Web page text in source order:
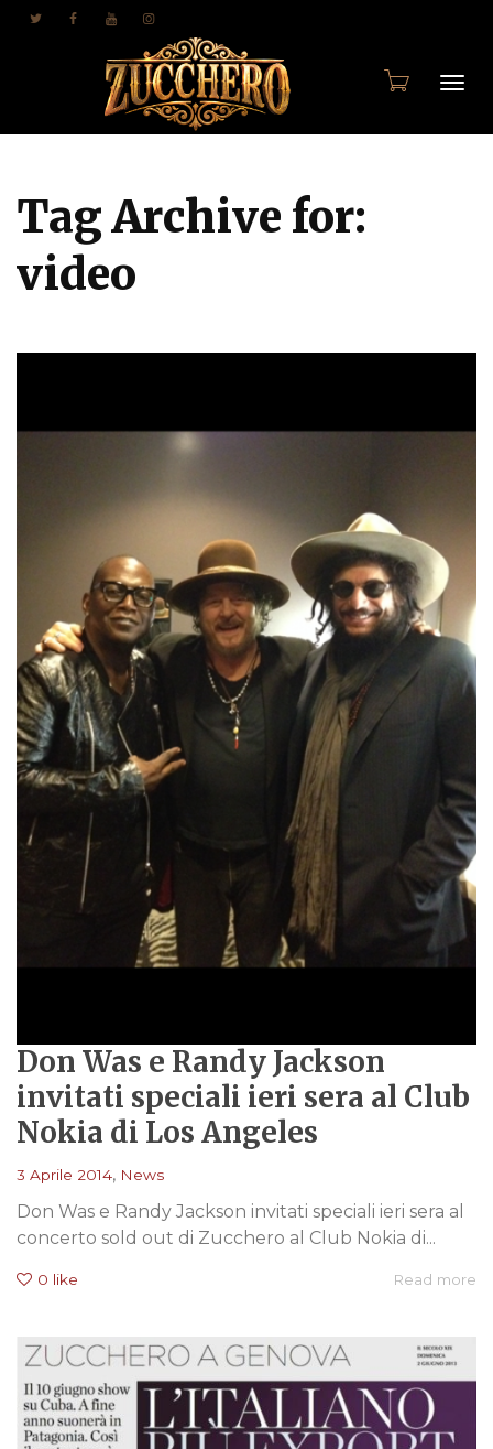
Tag Archive for:
video
Don Was e Randy Jackson
invitati speciali ieri sera al Club
Nokia di Los Angeles
3 Aprile 2014, News
Don Was e Randy Jackson invitati speciali ieri sera al
concerto sold out di Zucchero al Club Nokia di...
0 like Read more